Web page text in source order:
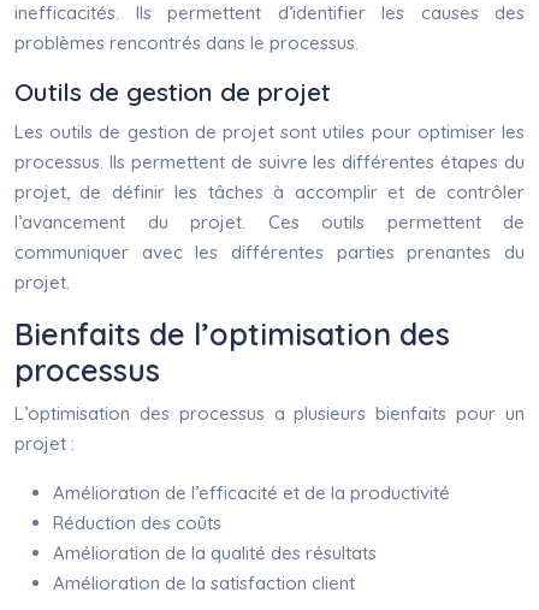
inefficacités. Ils permettent d’identifier les causes des
problèmes rencontrés dans le processus.
Outils de gestion de projet
Les outils de gestion de projet sont utiles pour optimiser les
processus. Ils permettent de suivre les différentes étapes du
projet, de définir les tâches à accomplir et de contrôler
l’avancement du projet. Ces outils permettent de
communiquer avec les différentes parties prenantes du
projet.
Bienfaits de l’optimisation des
processus
L’optimisation des processus a plusieurs bienfaits pour un
projet :
Amélioration de l’efficacité et de la productivité
Réduction des coûts
Amélioration de la qualité des résultats
Amélioration de la satisfaction client